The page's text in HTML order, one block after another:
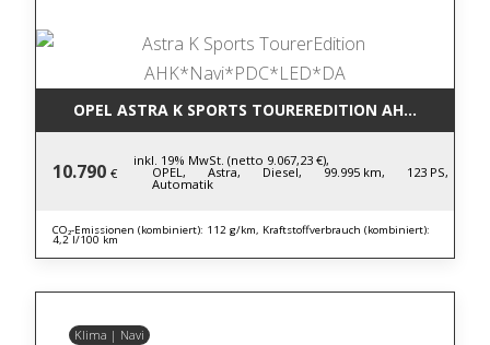
OPEL ASTRA K SPORTS TOUREREDITION
10.790 €
inkl. 19% MwSt. (netto 9.067,23 €),
OPEL, Astra, Diesel, 99.995 km, 123 PS,
Automatik
CO₂-Emissionen (kombiniert): 112 g/km, Kraftstoffverbrauch (kombiniert):
4,2 l/100 km
Klima | Navi